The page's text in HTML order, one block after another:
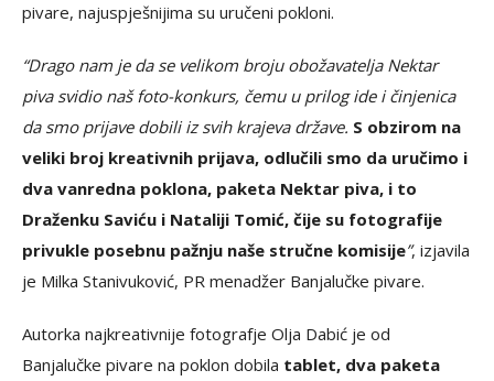
pivare, najuspješnijima su uručeni pokloni.
“Drago nam je da se velikom broju obožavatelja Nektar
piva svidio naš foto-konkurs, čemu u prilog ide i činjenica
da smo prijave dobili iz svih krajeva države. S obzirom na
veliki broj kreativnih prijava, odlučili smo da uručimo i
dva vanredna poklona, paketa Nektar piva, i to
Draženku Saviću i Nataliji Tomić, čije su fotografije
privukle posebnu pažnju naše stručne komisije”, izjavila
je Milka Stanivuković, PR menadžer Banjalučke pivare.
Autorka najkreativnije fotografje Olja Dabić je od
Banjalučke pivare na poklon dobila tablet, dva paketa